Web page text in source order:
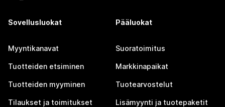
Sovellusluokat
Myyntikanavat
Tuotteiden etsiminen
Tuotteiden myyminen
Tilaukset ja toimitukset
Pääluokat
Suoratoimitus
Markkinapaikat
Tuotearvostelut
Lisämyynti ja tuotepaketit